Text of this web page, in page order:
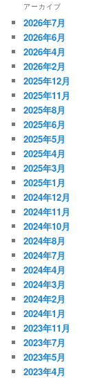
アーカイブ
2026年7月
2026年6月
2026年4月
2026年2月
2025年12月
2025年11月
2025年8月
2025年6月
2025年5月
2025年4月
2025年3月
2025年1月
2024年12月
2024年11月
2024年10月
2024年8月
2024年7月
2024年4月
2024年3月
2024年2月
2024年1月
2023年11月
2023年7月
2023年5月
2023年4月